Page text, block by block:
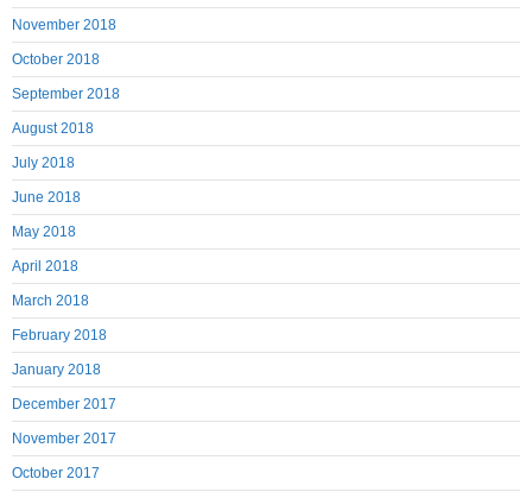
November 2018
October 2018
September 2018
August 2018
July 2018
June 2018
May 2018
April 2018
March 2018
February 2018
January 2018
December 2017
November 2017
October 2017